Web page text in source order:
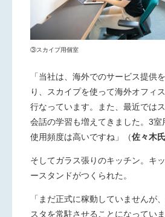
③スカイプ用個室
「当社は、海外でのサービス提供
り、スカイプを使って海外オフィ
行なっています。また、最近では
会話の学習も増えてきました。3室
使用頻度は高いですね」
（佐々木氏
そしてガラス張りのキッチン。キ
ースタンドがつくられた。
「まだ正式に稼動していませんが
スタを常駐させることになってい